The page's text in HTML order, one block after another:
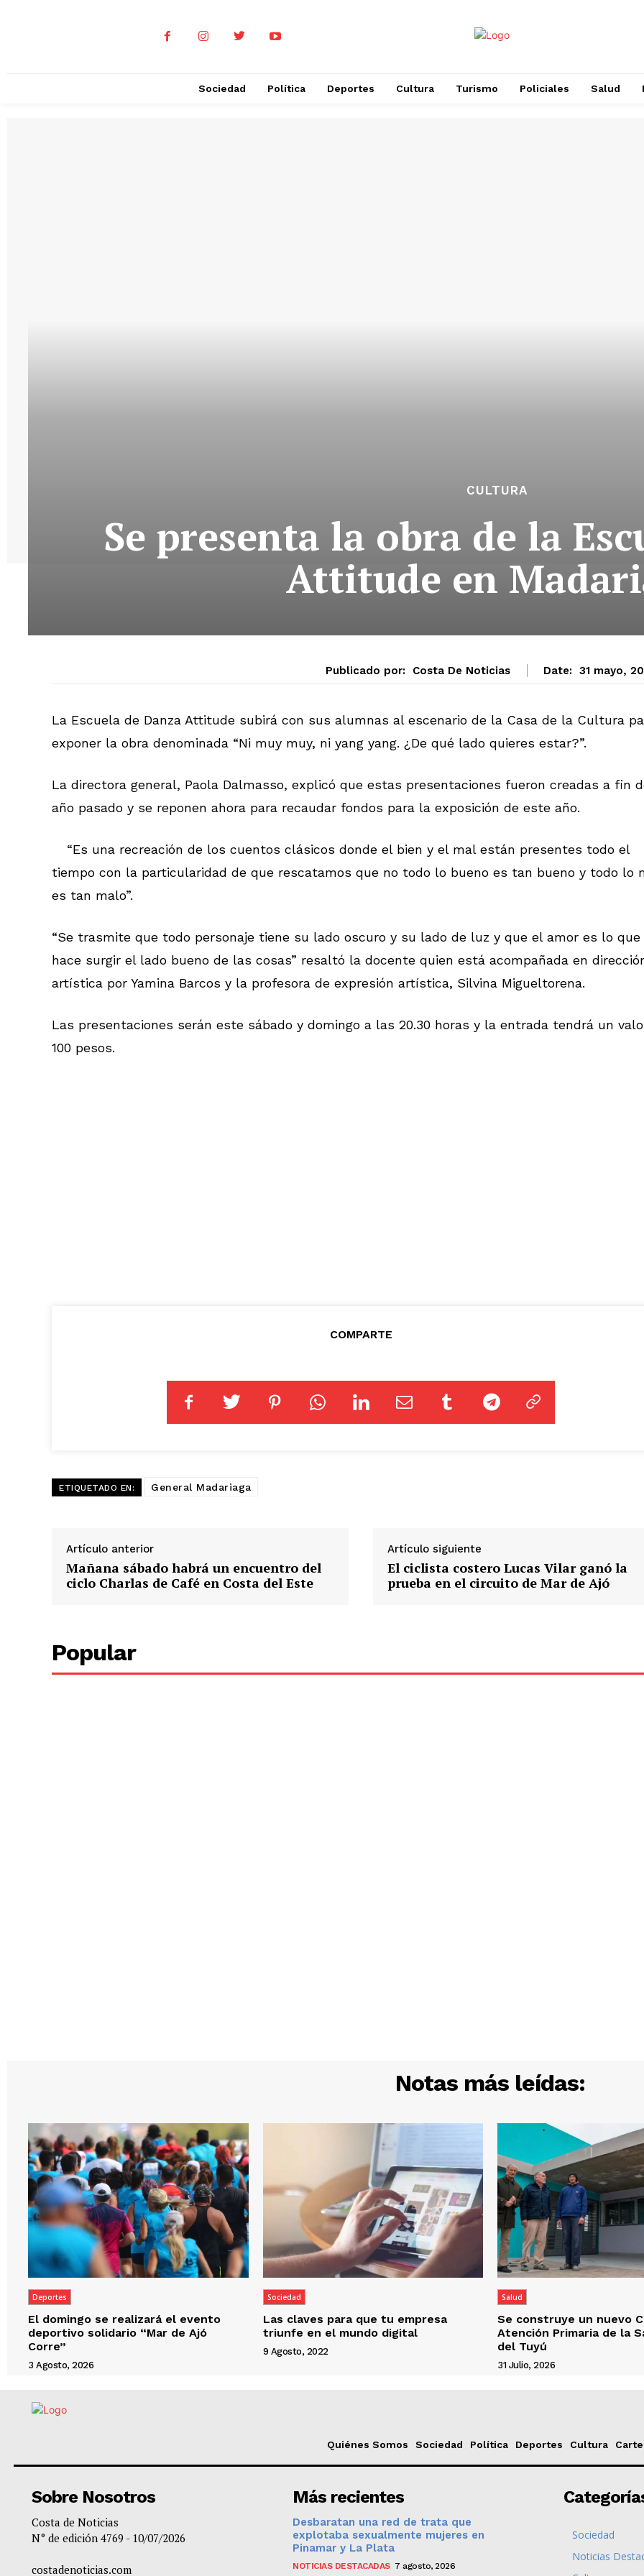
Sociedad Política Deportes Cultura Turismo Policiales Salud
CULTURA
Se presenta la obra de la
Attitude en
Publicado por: Costa De Noticias Date: 31 mayo,
La Escuela de Danza Attitude subirá con sus alumnas al escenario de la Casa de la Cultura
exponer la obra denominada “Ni muy muy, ni yang yang. ¿De qué lado quieres estar?”.
La directora general, Paola Dalmasso, explicó que estas presentaciones fueron creadas a fin
año pasado y se reponen ahora para recaudar fondos para la exposición de este año.
“Es una recreación de los cuentos clásicos donde el bien y el mal están presentes todo el
tiempo con la particularidad de que rescatamos que no todo lo bueno es tan bueno y todo lo
es tan malo”.
“Se trasmite que todo personaje tiene su lado oscuro y su lado de luz y que el amor es lo que
hace surgir el lado bueno de las cosas” resaltó la docente quien está acompañada en
artística por Yamina Barcos y la profesora de expresión artística, Silvina Migueltorena.
Las presentaciones serán este sábado y domingo a las 20.30 horas y la entrada tendrá un
100 pesos.
COMPARTE
ETIQUETADO EN: General Madariaga
Artículo anterior
Mañana sábado habrá un encuentro del
ciclo Charlas de Café en Costa del Este
Artículo siguiente
El ciclista costero Lucas Vilar ganó la
prueba en el circuito de Mar de Ajó
Popular
Notas más leídas:
Deportes
El domingo se realizará el evento
deportivo solidario “Mar de Ajó
Corre”
3 Agosto, 2026
Sociedad
Las claves para que tu empresa
triunfe en el mundo digital
9 Agosto, 2022
Salud
Se construye un nuevo
Atención Primaria de la
del Tuyú
31 Julio, 2026
Quiénes Somos Sociedad Política Deportes Cultura
Sobre Nosotros
Costa de Noticias
N° de edición 4769 - 10/07/2026
costadenoticias.com
Más recientes
Desbaratan una red de trata que
explotaba sexualmente mujeres en
Pinamar y La Plata
NOTICIAS DESTACADAS 7 agosto, 2026
Sociedad
Noticias